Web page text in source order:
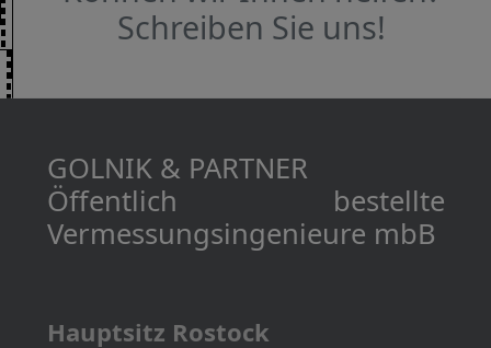
Schreiben Sie uns!
GOLNIK & PARTNER
Öffentlich bestellte
Vermessungs­­ingenieure mbB
Hauptsitz Rostock